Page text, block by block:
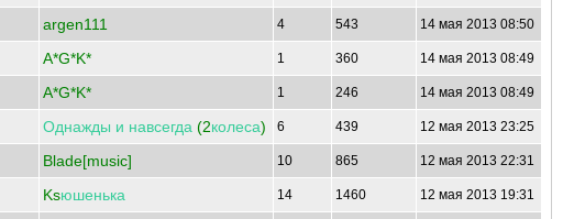
argen111 4 543 14 мая 2013 08:50
A*G*K* 1 360 14 мая 2013 08:49
A*G*K* 1 246 14 мая 2013 08:49
Однажды и навсегда (2колеса) 6 439 12 мая 2013 23:25
Blade[music] 10 865 12 мая 2013 22:31
Ksюшенька 14 1460 12 мая 2013 19:31